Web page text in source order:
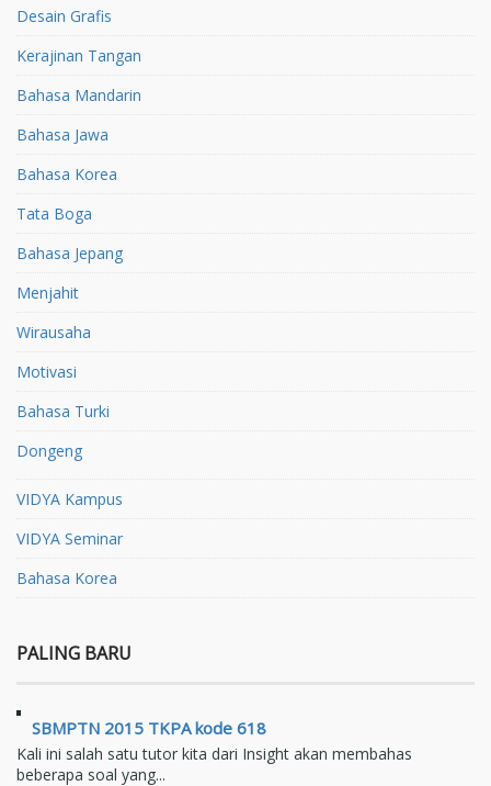
Desain Grafis
Kerajinan Tangan
Bahasa Mandarin
Bahasa Jawa
Bahasa Korea
Tata Boga
Bahasa Jepang
Menjahit
Wirausaha
Motivasi
Bahasa Turki
Dongeng
VIDYA Kampus
VIDYA Seminar
Bahasa Korea
PALING BARU
SBMPTN 2015 TKPA kode 618
Kali ini salah satu tutor kita dari Insight akan membahas
beberapa soal yang...